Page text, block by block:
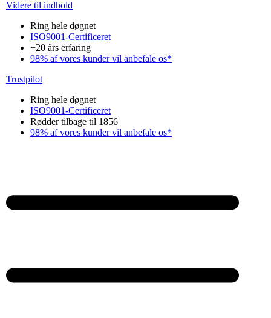
Videre til indhold
Ring hele døgnet
ISO9001-Certificeret
+20 års erfaring
98% af vores kunder vil anbefale os*
Trustpilot
Ring hele døgnet
ISO9001-Certificeret
Rødder tilbage til 1856
98% af vores kunder vil anbefale os*